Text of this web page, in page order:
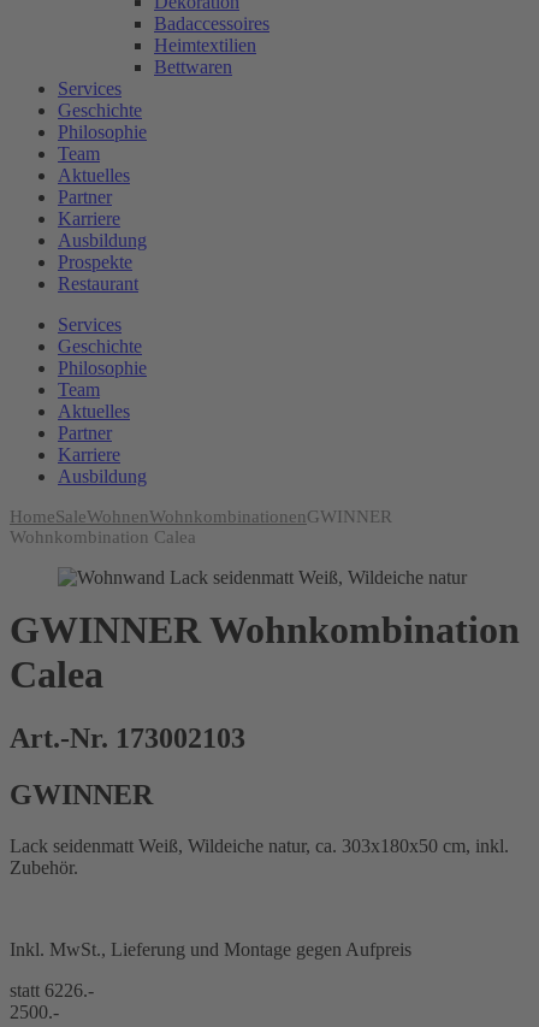
Badaccessoires
Heimtextilien
Bettwaren
Services
Geschichte
Philosophie
Team
Aktuelles
Partner
Karriere
Ausbildung
Prospekte
Restaurant
Services
Geschichte
Philosophie
Team
Aktuelles
Partner
Karriere
Ausbildung
HomeSaleWohnenWohnkombinationenGWINNER
Wohnkombination Calea
GWINNER Wohnkombination
Calea
Art.-Nr. 173002103
GWINNER
Lack seidenmatt Weiß, Wildeiche natur, ca. 303x180x50 cm, inkl.
Zubehör.
Inkl. MwSt., Lieferung und Montage gegen Aufpreis
statt 6226.-
2500.-